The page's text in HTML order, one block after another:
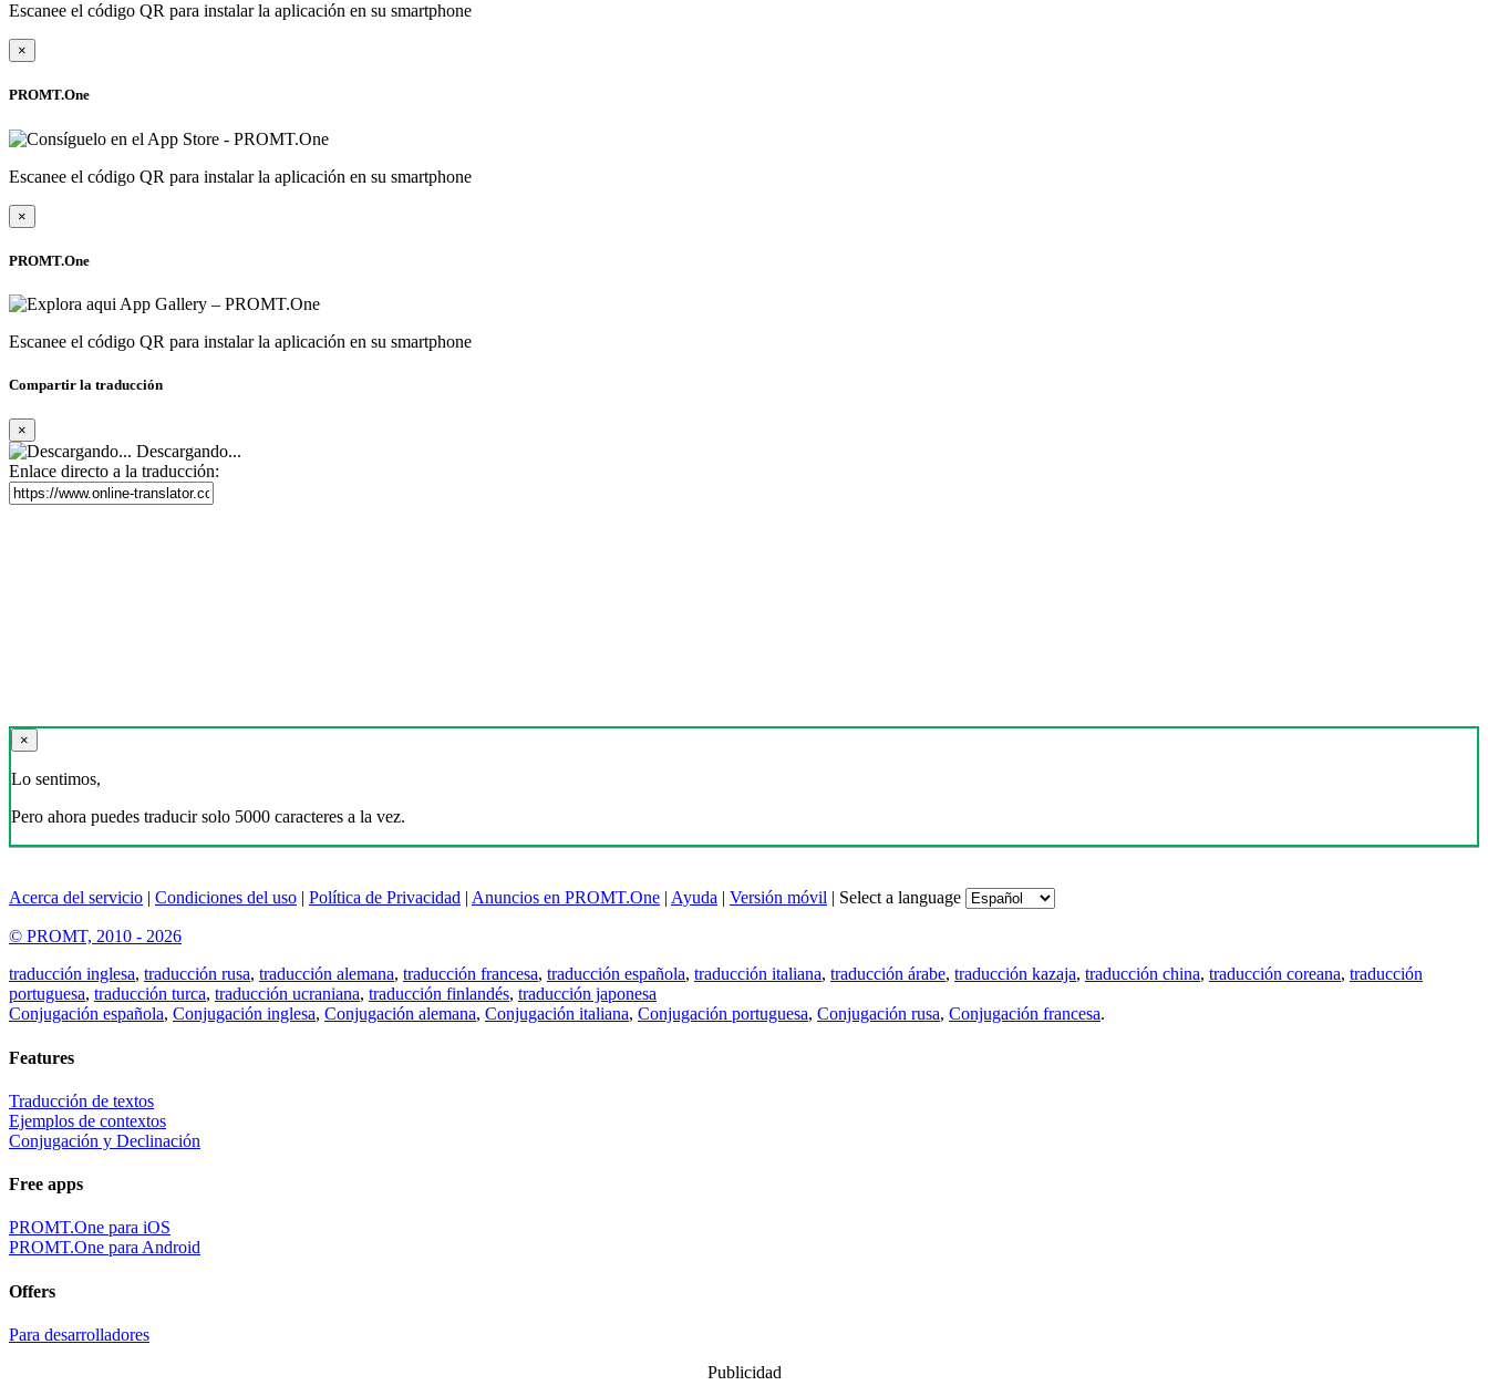
Escanee el código QR para instalar la aplicación en su smartphone
×
PROMT.One
Escanee el código QR para instalar la aplicación en su smartphone
×
PROMT.One
Escanee el código QR para instalar la aplicación en su smartphone
Compartir la traducción
×
Descargando...
Enlace directo a la traducción:
×
Lo sentimos,
Pero ahora puedes traducir solo 5000 caracteres a la vez.
Acerca del servicio | Condiciones del uso | Política de Privacidad | Anuncios en PROMT.One | Ayuda | Versión móvil | Select a language
© PROMT, 2010 - 2026
traducción inglesa, traducción rusa, traducción alemana, traducción francesa, traducción española, traducción italiana, traducción árabe, traducción kazaja, traducción china, traducción coreana, traducción
portuguesa, traducción turca, traducción ucraniana, traducción finlandés, traducción japonesa
Conjugación española, Conjugación inglesa, Conjugación alemana, Conjugación italiana, Conjugación portuguesa, Conjugación rusa, Conjugación francesa.
Features
Traducción de textos
Ejemplos de contextos
Conjugación y Declinación
Free apps
PROMT.One para iOS
PROMT.One para Android
Offers
Para desarrolladores
Publicidad